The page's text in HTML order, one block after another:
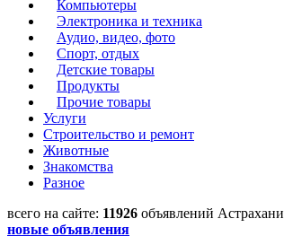
Компьютеры
Электроника и техника
Аудио, видео, фото
Спорт, отдых
Детские товары
Продукты
Прочие товары
Услуги
Строительство и ремонт
Животные
Знакомства
Разное
всего на сайте: 11926 объявлений Астрахани
новые объявления